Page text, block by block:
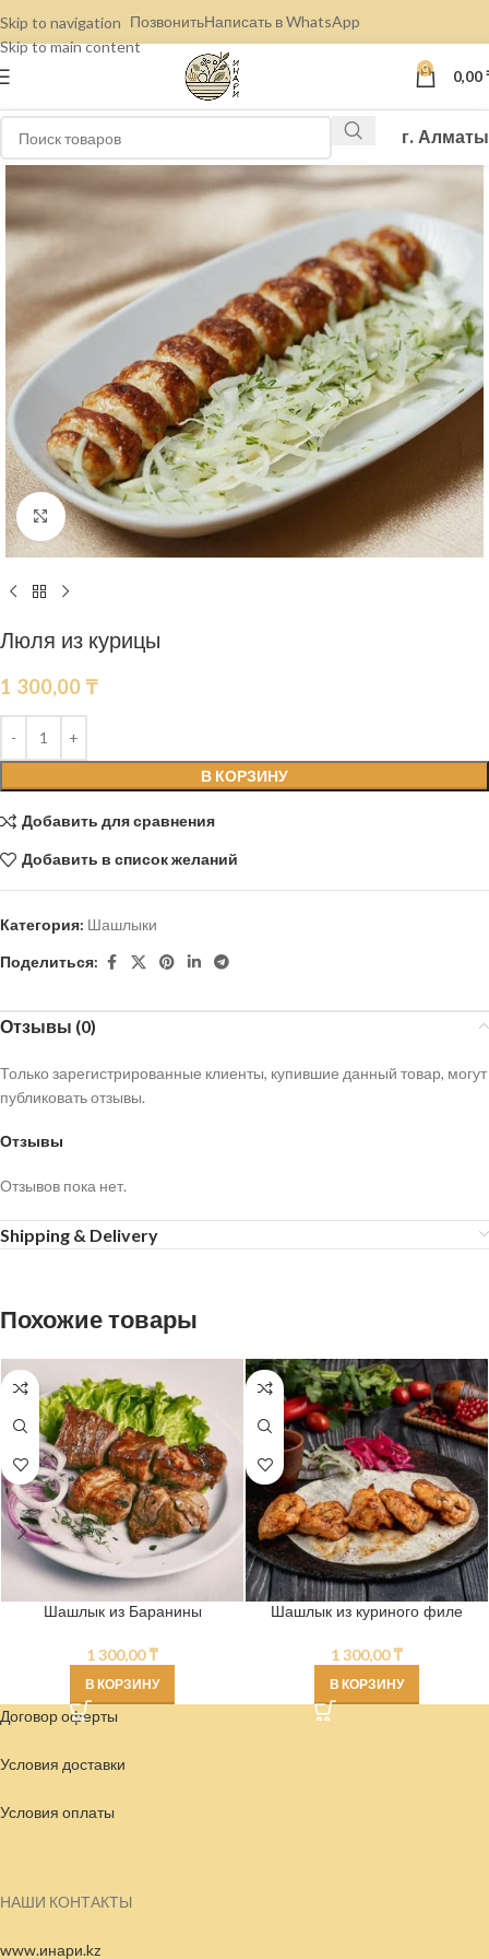
Skip to navigation
Skip to main content
ПозвонитьНаписать в WhatsApp
0 0,00
г. Алматы
Нажмите, чтобы увеличить
Люля из курицы
1 300,00 ₸
В КОРЗИНУ
Добавить для сравнения
Добавить в список желаний
Категория: Шашлыки
Поделиться:
Отзывы (0)
Отзывы
Отзывов пока нет.
Только зарегистрированные клиенты, купившие данный товар, могут
публиковать отзывы.
Shipping & Delivery
Похожие товары
Шашлык из Баранины
1 300,00₸
В КОРЗИНУ
Шашлык из куриного филе
1 300,00₸
В КОРЗИНУ
Договор оферты
Условия доставки
Условия оплаты
НАШИ КОНТАКТЫ
www.инари.kz